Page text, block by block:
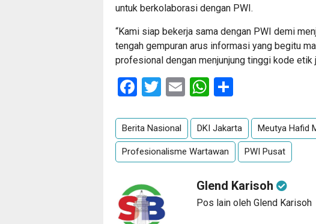
untuk berkolaborasi dengan PWI.
“Kami siap bekerja sama dengan PWI demi
tengah gempuran arus informasi yang begitu
profesional dengan menjunjung tinggi kode etik
Facebook
Twitter
EmailWhatsApp
Berita Nasional DKI Jakarta Meutya Hafid
Profesionalisme Wartawan PWI Pusat
Glend Karisoh
Pos lain oleh Glend Karisoh